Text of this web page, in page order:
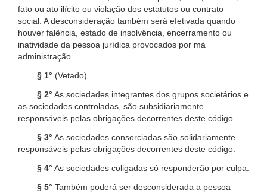
fato ou ato ilícito ou violação dos estatutos ou contrato
social. A desconsideração também será efetivada quando
houver falência, estado de insolvência, encerramento ou
inatividade da pessoa jurídica provocados por má
administração.
§ 1° (Vetado).
§ 2° As sociedades integrantes dos grupos societários e
as sociedades controladas, são subsidiariamente
responsáveis pelas obrigações decorrentes deste código.
§ 3° As sociedades consorciadas são solidariamente
responsáveis pelas obrigações decorrentes deste código.
§ 4° As sociedades coligadas só responderão por culpa.
§ 5° Também poderá ser desconsiderada a pessoa